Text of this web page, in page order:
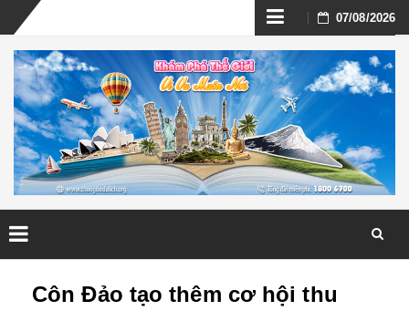
Skip
to
content
07/08/2026
Côn Đảo tạo thêm cơ hội thu